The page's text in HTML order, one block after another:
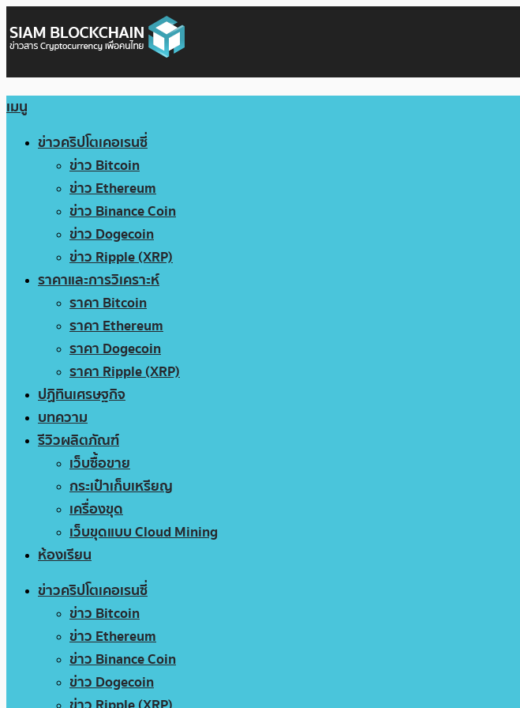
เมนู
ข่าวคริปโตเคอเรนซี่
ข่าว Bitcoin
ข่าว Ethereum
ข่าว Binance Coin
ข่าว Dogecoin
ข่าว Ripple (XRP)
ราคาและการวิเคราะห์
ราคา Bitcoin
ราคา Ethereum
ราคา Dogecoin
ราคา Ripple (XRP)
ปฏิทินเศรษฐกิจ
บทความ
รีวิวผลิตภัณฑ์
เว็บซื้อขาย
กระเป๋าเก็บเหรียญ
เครื่องขุด
เว็บขุดแบบ Cloud Mining
ห้องเรียน
ข่าวคริปโตเคอเรนซี่
ข่าว Bitcoin
ข่าว Ethereum
ข่าว Binance Coin
ข่าว Dogecoin